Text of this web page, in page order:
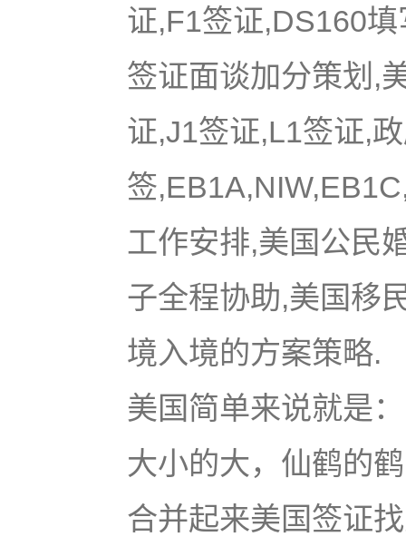
证,F1签证,DS160
签证面谈加分策划,
证,J1签证,L1签证,
签
工作安排,美国公民
子全程协助,美国移
境入境的方案策略.
美国简单来说就是
大小的大，仙鹤的
合并起来美国签证